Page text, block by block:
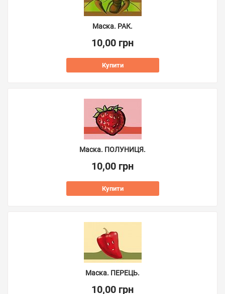
Маска. РАК.
10,00 грн
Купити
Маска. ПОЛУНИЦЯ.
10,00 грн
Купити
Маска. ПЕРЕЦЬ.
10,00 грн